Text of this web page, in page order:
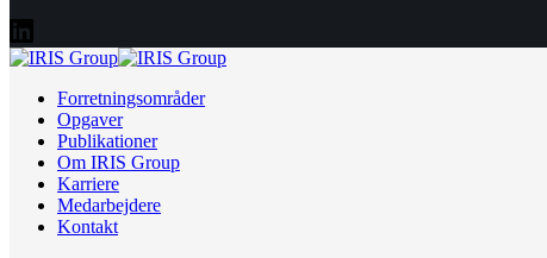
Forretningsområder
Opgaver
Publikationer
Om IRIS Group
Karriere
Medarbejdere
Kontakt